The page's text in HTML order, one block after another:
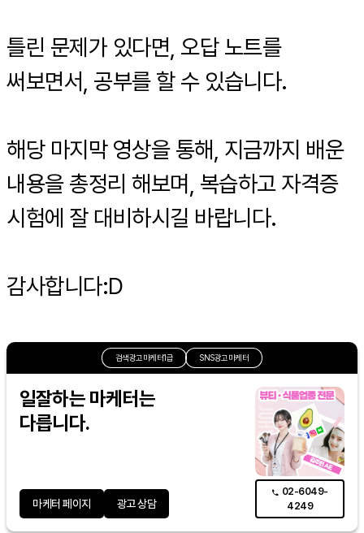
틀린 문제가 있다면, 오답 노트를
써보면서, 공부를 할 수 있습니다.
해당 마지막 영상을 통해, 지금까지 배운
내용을 총정리 해보며, 복습하고 자격증
시험에 잘 대비하시길 바랍니다.
감사합니다:D
검색광고마케터1급 SNS광고마케터
일잘하는 마케터는
다릅니다.
마케터 페이지 광고 상담
02-6049-
4249